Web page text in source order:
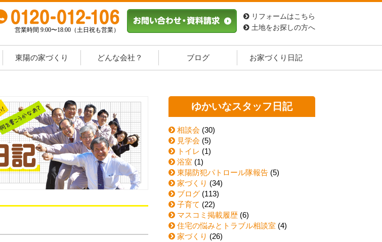
営業時間 9:00〜18:00（土日祝も営業）
リフォームはこちら
土地をお探しの方へ
東陽の家づくり どんな会社？ ブログ お家づくり日記
ゆかいなスタッフ日記
相談会 (30)
見学会 (5)
トイレ (1)
浴室 (1)
東陽防犯パトロール隊報告 (5)
家づくり (34)
ブログ (113)
子育て (22)
マスコミ掲載履歴 (6)
住宅の悩みとトラブル相談室 (4)
家づくり (26)